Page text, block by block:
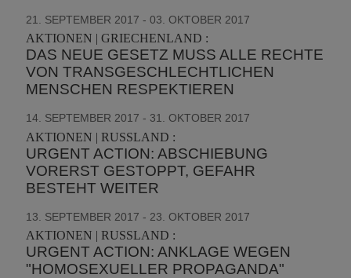
21. SEPTEMBER 2017 - 03. OKTOBER 2017
AKTIONEN | GRIECHENLAND :
DAS NEUE GESETZ MUSS ALLE RECHTE
VON TRANSGESCHLECHTLICHEN
MENSCHEN RESPEKTIEREN
14. SEPTEMBER 2017 - 31. OKTOBER 2017
AKTIONEN | RUSSLAND :
URGENT ACTION: ABSCHIEBUNG
VORERST GESTOPPT, GEFAHR
BESTEHT WEITER
13. SEPTEMBER 2017 - 23. OKTOBER 2017
AKTIONEN | RUSSLAND :
URGENT ACTION: ANKLAGE WEGEN
"HOMOSEXUELLER PROPAGANDA"